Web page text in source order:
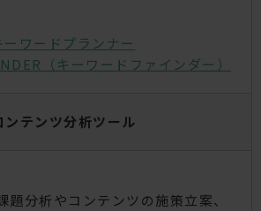
ワードプランナー
（キーワードファインダー）
ンテンツ分析ツール
題分析やコンテンツの施策立案、